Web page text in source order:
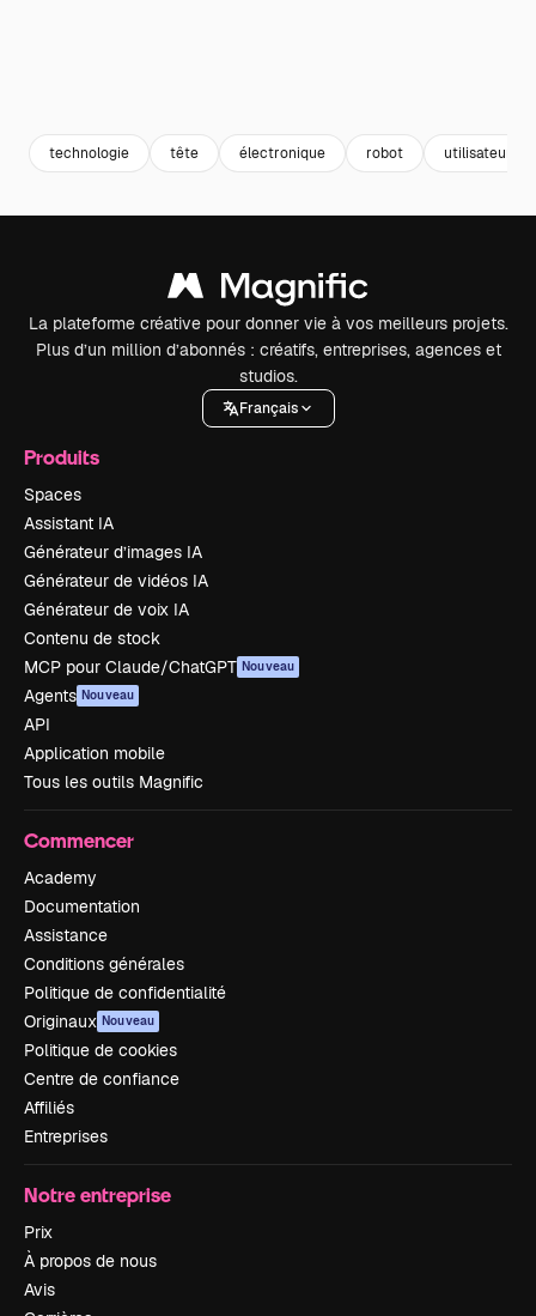
technologie tête électronique robot utilisateur
La plateforme créative pour donner vie à vos meilleurs projets.
Plus d’un million d’abonnés : créatifs, entreprises, agences et
studios.
Français
Produits
Spaces
Assistant IA
Générateur d’images IA
Générateur de vidéos IA
Générateur de voix IA
Contenu de stock
MCP pour Claude/ChatGPT Nouveau
Agents Nouveau
API
Application mobile
Tous les outils Magnific
Commencer
Academy
Documentation
Assistance
Conditions générales
Politique de confidentialité
Originaux Nouveau
Politique de cookies
Centre de confiance
Affiliés
Entreprises
Notre entreprise
Prix
À propos de nous
Avis